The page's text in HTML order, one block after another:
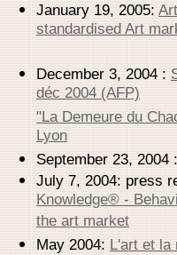
January 19, 2005:
standardised Art
December 3, 2004 :
déc 2004 (AFP)
"La Demeure du
Lyon
September 23, 2004 :
July 7, 2004: press
Knowledge® -
the art market
May 2004: L'art et la